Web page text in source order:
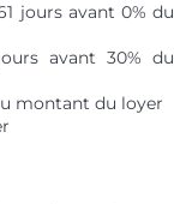
jours avant 0% du
avant 30% du
montant du loyer